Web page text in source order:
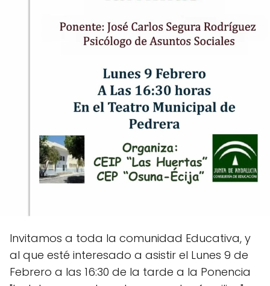
Invitamos a toda la comunidad Educativa, y
al que esté interesado a asistir el Lunes 9 de
Febrero a las 16:30 de la tarde a la Ponencia